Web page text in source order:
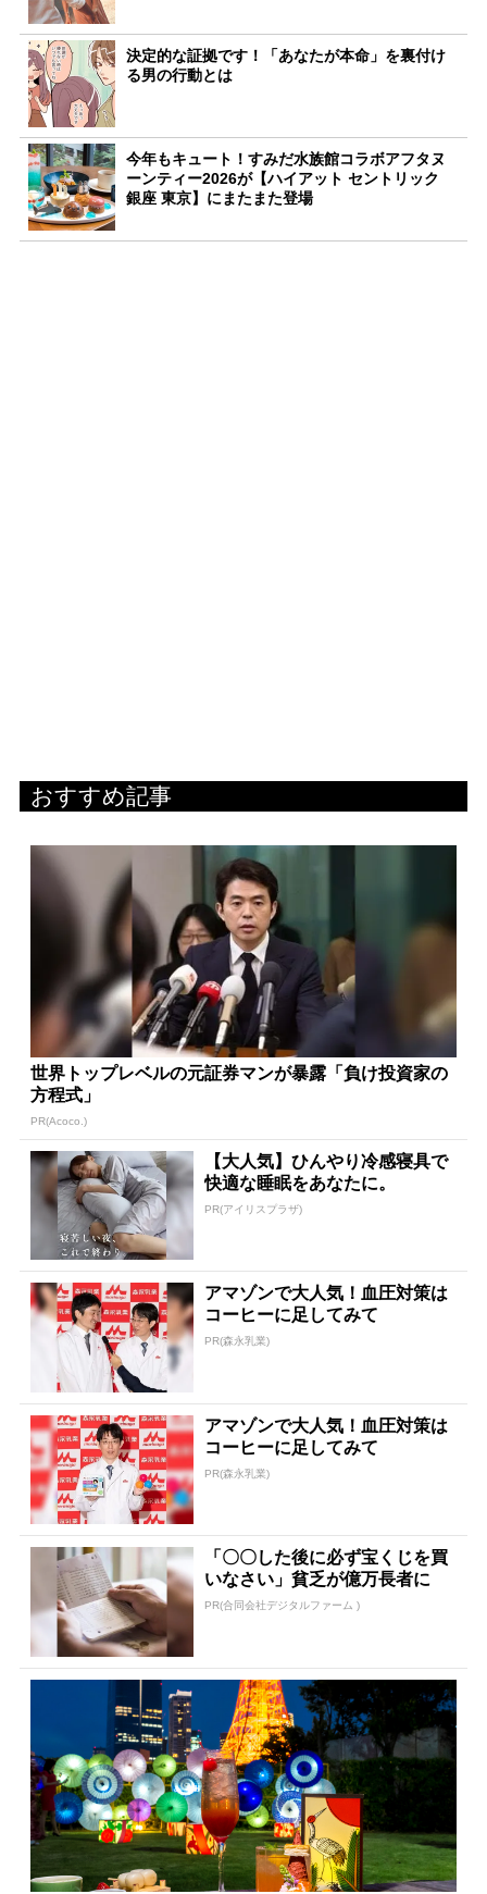
決定的な証拠です！「あなたが本命」を裏付け
る男の行動とは
今年もキュート！すみだ水族館コラボアフタヌ
ーンティー2026が【ハイアット セントリック
銀座 東京】にまたまた登場
おすすめ記事
世界トップレベルの元証券マンが暴露「負け投資家の
方程式」
PR(Acoco.)
【大人気】ひんやり冷感寝具で
快適な睡眠をあなたに。
PR(アイリスプラザ)
アマゾンで大人気！血圧対策は
コーヒーに足してみて
PR(森永乳業)
アマゾンで大人気！血圧対策は
コーヒーに足してみて
PR(森永乳業)
「〇〇した後に必ず宝くじを買
いなさい」貧乏が億万長者に
PR(合同会社デジタルファーム )